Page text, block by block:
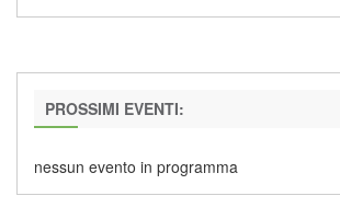
PROSSIMI EVENTI:
nessun evento in programma